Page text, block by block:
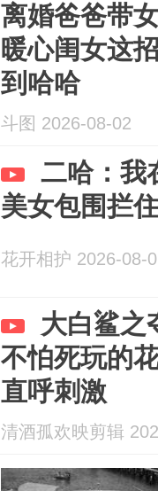
离婚爸爸带
暖心闺女这
到哈哈
斗图 2026-08-02
二哈：我
美女包围拦
花开相护 2026-08-
大白鲨之
不怕死玩的
直呼刺激
清酒孤欢映剪辑